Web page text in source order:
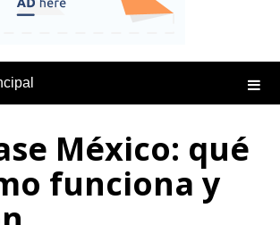
México: qué
funciona y